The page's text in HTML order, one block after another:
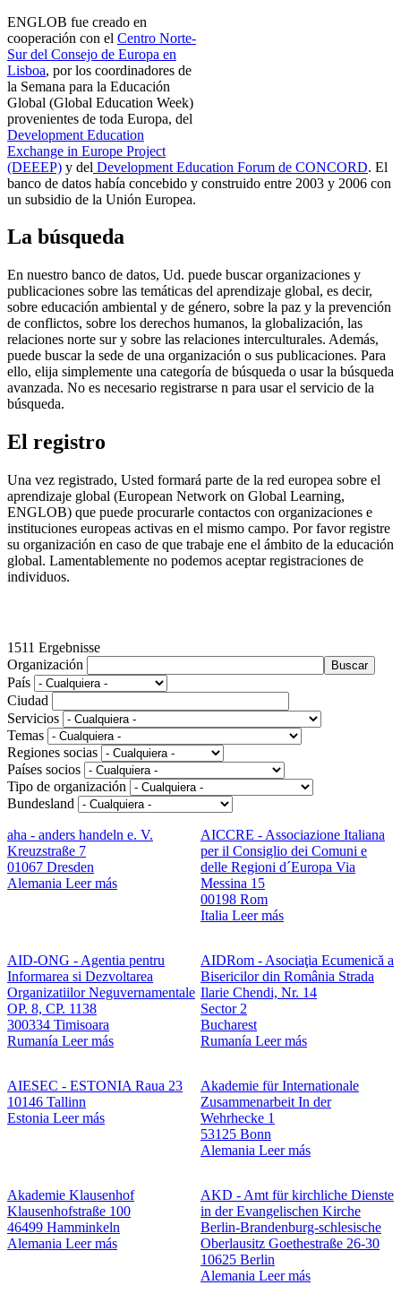
ENGLOB fue creado en
cooperación con el Centro Norte-
Sur del Consejo de Europa en
Lisboa, por los coordinadores de
la Semana para la Educación
Global (Global Education Week)
provenientes de toda Europa, del
Development Education
Exchange in Europe Project
(DEEEP) y del Development Education Forum de CONCORD. El
banco de datos había concebido y construido entre 2003 y 2006 con
un subsidio de la Unión Europea.
La búsqueda
En nuestro banco de datos, Ud. puede buscar organizaciones y
publicaciones sobre las temáticas del aprendizaje global, es decir,
sobre educación ambiental y de género, sobre la paz y la prevención
de conflictos, sobre los derechos humanos, la globalización, las
relaciones norte sur y sobre las relaciones interculturales. Además,
puede buscar la sede de una organización o sus publicaciones. Para
ello, elija simplemente una categoría de búsqueda o usar la búsqueda
avanzada. No es necesario registrarse n para usar el servicio de la
búsqueda.
El registro
Una vez registrado, Usted formará parte de la red europea sobre el
aprendizaje global (European Network on Global Learning,
ENGLOB) que puede procurarle contactos con organizaciones e
instituciones europeas activas en el mismo campo. Por favor registre
su organización en caso de que trabaje ene el ámbito de la educación
global. Lamentablemente no podemos aceptar registraciones de
individuos.
1511 Ergebnisse
Organización
País
Ciudad
Servicios
Temas
Regiones socias
Países socios
Tipo de organización
Bundesland
aha - anders handeln e. V.
Kreuzstraße 7
01067 Dresden
Alemania Leer más
AICCRE - Associazione Italiana
per il Consiglio dei Comuni e
delle Regioni d´Europa Via
Messina 15
00198 Rom
Italia Leer más
AID-ONG - Agentia pentru
Informarea si Dezvoltarea
Organizatiilor Neguvernamentale
OP. 8, CP. 1138
300334 Timisoara
Rumanía Leer más
AIDRom - Asociaţia Ecumenică a
Bisericilor din România Strada
Ilarie Chendi, Nr. 14
Sector 2
Bucharest
Rumanía Leer más
AIESEC - ESTONIA Raua 23
10146 Tallinn
Estonia Leer más
Akademie für Internationale
Zusammenarbeit In der
Wehrhecke 1
53125 Bonn
Alemania Leer más
Akademie Klausenhof
Klausenhofstraße 100
46499 Hamminkeln
Alemania Leer más
AKD - Amt für kirchliche Dienste
in der Evangelischen Kirche
Berlin-Brandenburg-schlesische
Oberlausitz Goethestraße 26-30
10625 Berlin
Alemania Leer más